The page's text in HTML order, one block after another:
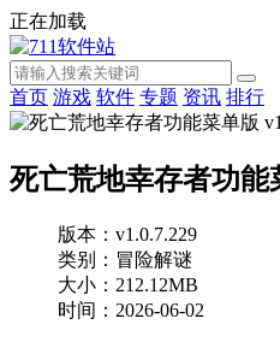
正在加载
首页 游戏 软件 专题 资讯 排行
死亡荒地幸存者功能
版本：v1.0.7.229
类别：冒险解谜
大小：212.12MB
时间：2026-06-02